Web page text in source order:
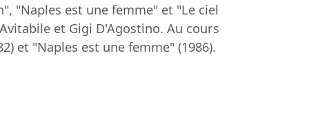
"Naples est une femme" et "Le ciel
et Gigi D'Agostino. Au cours
et "Naples est une femme" (1986).